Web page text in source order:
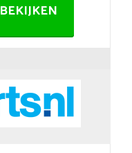
BEKIJKEN